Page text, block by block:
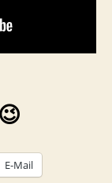
E-Mail